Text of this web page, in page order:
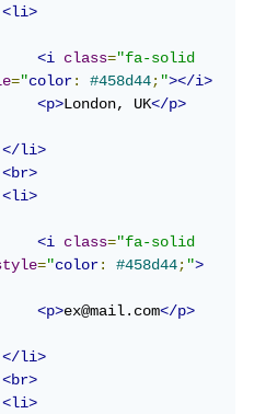
<li>
<i class="fa-solid
="color: #458d44;"></i>
<p>London, UK</p>
</li>
<br>
<li>
<i class="fa-solid
="color: #458d44;">
<p>ex@mail.com</p>
</li>
<br>
<li>